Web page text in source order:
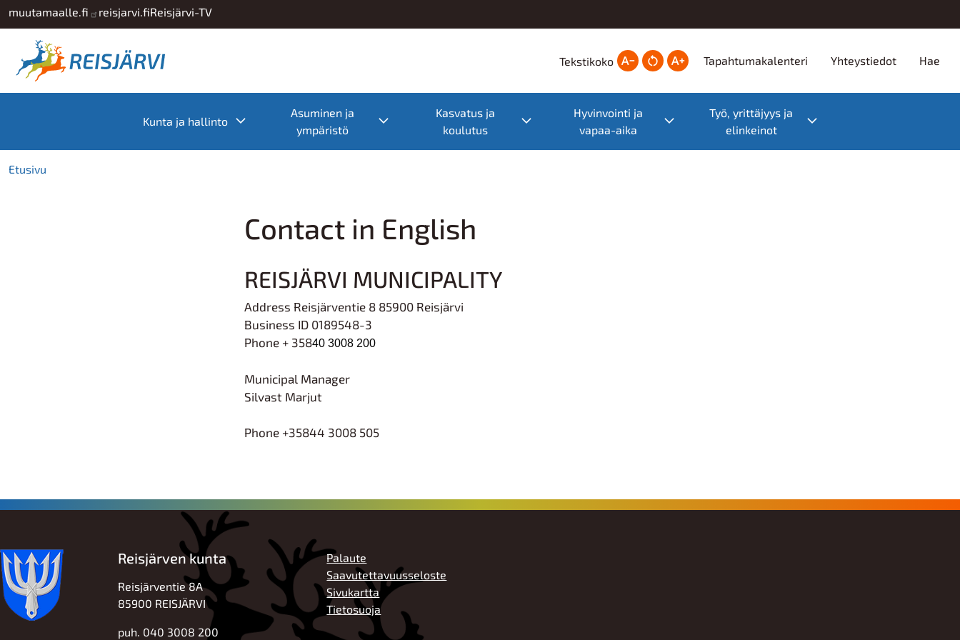
Hyppää pääsisältöön
muutamaalle.fi reisjarvi.fiReisjärvi-TV
Tekstikoko Tapahtumakalenteri Yhteystiedot Hae
Kunta ja hallinto Toggle submenu
Asuminen ja
ympäristö
Toggle submenu
Kasvatus ja
koulutus
Toggle submenu
Hyvinvointi ja
vapaa-aika
Toggle submenu
Työ, yrittäjyys ja
elinkeinot
Toggle submenu
Etusivu
Contact in English
REISJÄRVI MUNICIPALITY
Address Reisjärventie 8 85900 Reisjärvi
Business ID 0189548-3
Phone + 35840 3008 200
Municipal Manager
Silvast Marjut
Phone +35844 3008 505
Reisjärven kunta
Reisjärventie 8A
85900 REISJÄRVI
puh. 040 3008 200
ALATUNNISTE
Palaute
Saavutettavuusseloste
Sivukartta
Tietosuoja